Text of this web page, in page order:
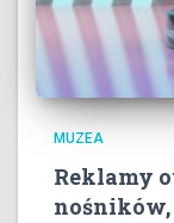
MUZEA
Reklamy